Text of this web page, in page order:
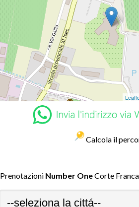
Calcola il
Prenotazioni Number OneCorte Franca